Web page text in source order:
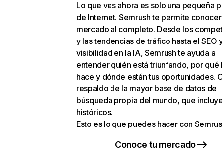
Lo que ves ahora es solo una pequeña
de Internet. Semrush te permite
mercado al completo. Desde los
y las tendencias de tráfico hasta el SEO
visibilidad en la IA, Semrush te ayuda a
entender quién está triunfando, por qué
hace y dónde están tus oportunidades.
respaldo de la mayor base de datos de
búsqueda propia del mundo, que
históricos.
Esto es lo que puedes hacer con
Conoce tu mercado